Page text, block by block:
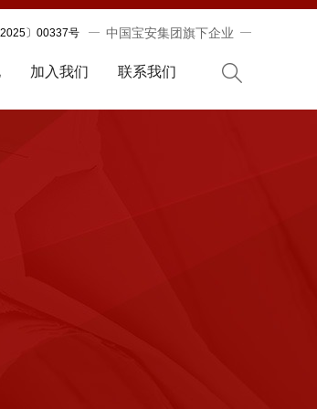
〕00337号 中国宝安集团旗下企业
加入我们 联系我们